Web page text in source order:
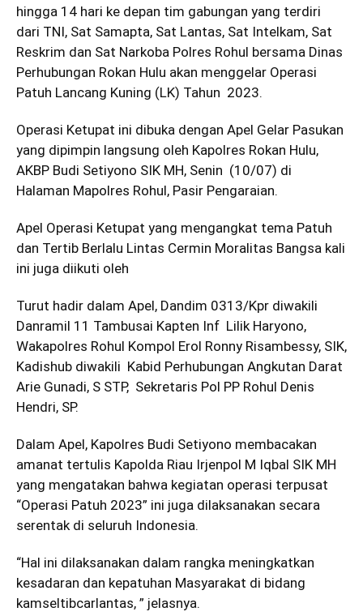
hingga 14 hari ke depan tim gabungan yang terdiri
dari TNI, Sat Samapta, Sat Lantas, Sat Intelkam, Sat
Reskrim dan Sat Narkoba Polres Rohul bersama Dinas
Perhubungan Rokan Hulu akan menggelar Operasi
Patuh Lancang Kuning (LK) Tahun 2023.
Operasi Ketupat ini dibuka dengan Apel Gelar Pasukan
yang dipimpin langsung oleh Kapolres Rokan Hulu,
AKBP Budi Setiyono SIK MH, Senin (10/07) di
Halaman Mapolres Rohul, Pasir Pengaraian.
Apel Operasi Ketupat yang mengangkat tema Patuh
dan Tertib Berlalu Lintas Cermin Moralitas Bangsa kali
ini juga diikuti oleh
Turut hadir dalam Apel, Dandim 0313/Kpr diwakili
Danramil 11 Tambusai Kapten Inf Lilik Haryono,
Wakapolres Rohul Kompol Erol Ronny Risambessy, SIK,
Kadishub diwakili Kabid Perhubungan Angkutan Darat
Arie Gunadi, S STP, Sekretaris Pol PP Rohul Denis
Hendri, SP.
Dalam Apel, Kapolres Budi Setiyono membacakan
amanat tertulis Kapolda Riau Irjenpol M Iqbal SIK MH
yang mengatakan bahwa kegiatan operasi terpusat
“Operasi Patuh 2023” ini juga dilaksanakan secara
serentak di seluruh Indonesia.
“Hal ini dilaksanakan dalam rangka meningkatkan
kesadaran dan kepatuhan Masyarakat di bidang
kamseltibcarlantas, ” jelasnya.